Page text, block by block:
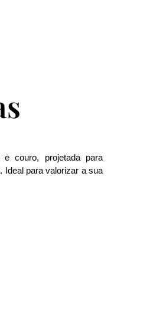
couro, projetada para
Ideal para valorizar a sua